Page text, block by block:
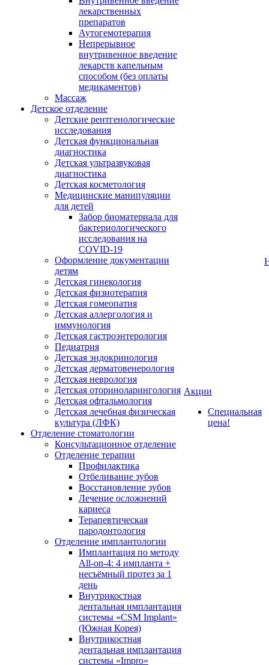
лекарственных
препаратов
Аутогемотерапия
Непрерывное
внутривенное введение
лекарств капельным
способом (без оплаты
медикаментов)
Массаж
Детское отделение
Детские рентгенологические
исследования
Детская функциональная
диагностика
Детская ультразвуковая
диагностика
Детская косметология
Медицинские манипуляции
для детей
Забор биоматериала для
бактериологического
исследования на
COVID-19
Оформление документации
детям
Детская гинекология
Детская физиотерапия
Детская гомеопатия
Детская аллергология и
иммунология
Детская гастроэнтерология
Педиатрия
Детская эндокринология
Детская дерматовенерология
Детская неврология
Детская оториноларингология
Детская офтальмология
Детская лечебная физическая
культура (ЛФК)
Отделение стоматологии
Консультационное отделение
Отделение терапии
Профилактика
Отбеливание зубов
Восстановление зубов
Лечение осложнений
кариеса
Терапевтическая
пародонтология
Отделение имплантологии
Имплантация по методу
All-on-4: 4 импланта +
несъёмный протез за 1
день
Внутрикостная
дентальная имплантация
системы «CSM Implant»
(Южная Корея)
Внутрикостная
дентальная имплантация
системы «Impro»
Акции
Специальная
цена!